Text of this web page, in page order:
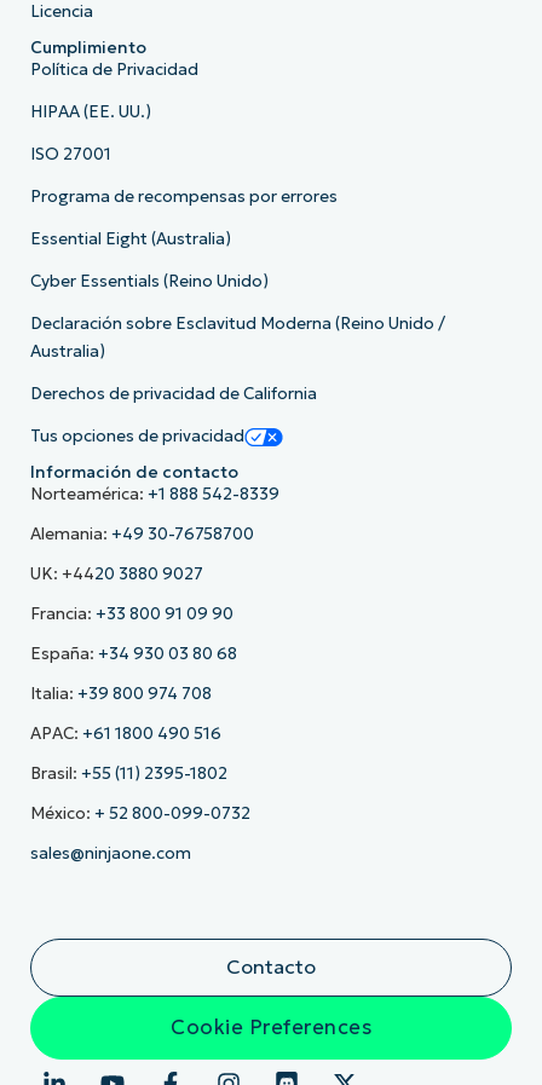
Licencia
Cumplimiento
Política de Privacidad
HIPAA (EE. UU.)
ISO 27001
Programa de recompensas por errores
Essential Eight (Australia)
Cyber Essentials (Reino Unido)
Declaración sobre Esclavitud Moderna (Reino Unido /
Australia)
Derechos de privacidad de California
Tus opciones de privacidad
Información de contacto
Norteamérica: +1 888 542-8339
Alemania: +49 30-76758700
UK: +4420 3880 9027
Francia: +33 800 91 09 90
España: +34 930 03 80 68
Italia: +39 800 974 708
APAC: +61 1800 490 516
Brasil: +55 (11) 2395-1802
México: + 52 800-099-0732
sales@ninjaone.com
Contacto
Cookie Preferences